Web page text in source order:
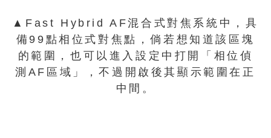
▲Fast Hybrid AF混合式對焦系統中，具
備99點相位式對焦點，倘若想知道該區塊
的範圍，也可以進入設定中打開「相位偵
測AF區域」，不過開啟後其顯示範圍在正
中間。